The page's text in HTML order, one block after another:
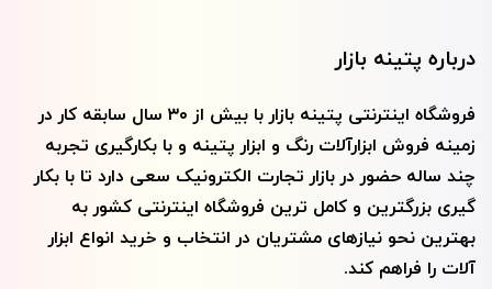
درباره پتینه بازار
فروشگاه اینترنتی پتينه بازار با بيش از ۳۰ سال سابقه کار در
زمینه فروش ابزارآلات رنگ و ابزار پتينه و با بکارگیری تجربه
چند ساله حضور در بازار تجارت الکترونیک سعی دارد تا با بکار
گیری بزرگترین و کامل ترین فروشگاه اینترنتی کشور به
بهترین نحو نیازهای مشتریان در انتخاب و خرید انواع ابزار
آلات را فراهم کند.